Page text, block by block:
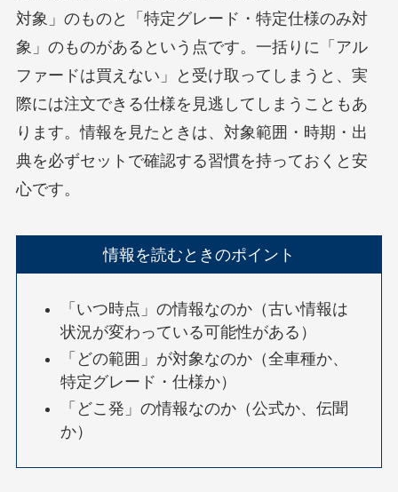
対象」のものと「特定グレード・特定仕様のみ対
象」のものがあるという点です。一括りに「アル
ファードは買えない」と受け取ってしまうと、実
際には注文できる仕様を見逃してしまうこともあ
ります。情報を見たときは、対象範囲・時期・出
典を必ずセットで確認する習慣を持っておくと安
心です。
情報を読むときのポイント
「いつ時点」の情報なのか（古い情報は
状況が変わっている可能性がある）
「どの範囲」が対象なのか（全車種か、
特定グレード・仕様か）
「どこ発」の情報なのか（公式か、伝聞
か）